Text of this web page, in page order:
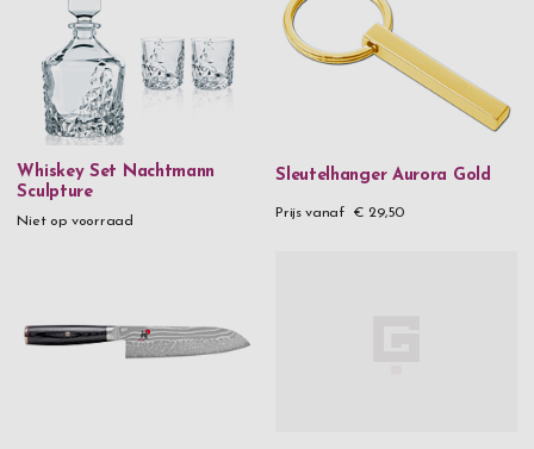
Whiskey Set Nachtmann
Sculpture
Niet op voorraad
Sleutelhanger Aurora Gold
Prijs vanaf € 29,50